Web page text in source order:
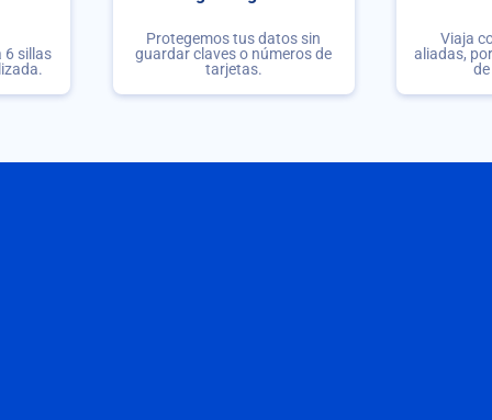
6 sillas
Protegemos tus datos sin
guardar claves o números de
tarjetas.
Viaja
aliadas,